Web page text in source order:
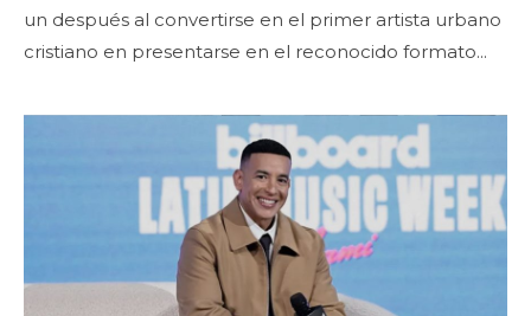
un después al convertirse en el primer artista urbano
cristiano en presentarse en el reconocido formato...